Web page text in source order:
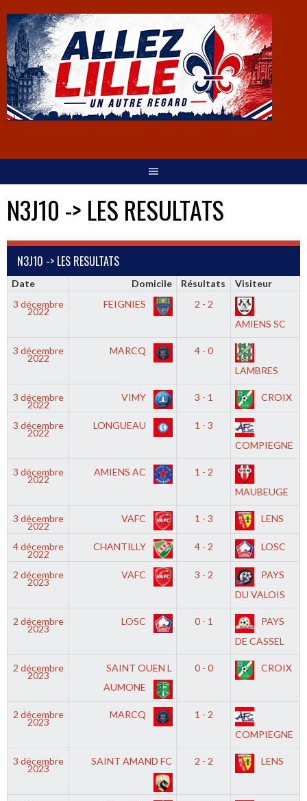
N3J10 -> LES RESULTATS
N3J10 -> LES RESULTATS
Date Domicile Résultats
Visiteur
3 décembre
2022
FEIGNIES
2 - 2
AMIENS SC
3 décembre
2022
MARCQ
4 - 0
LAMBRES
3 décembre
2022
VIMY 3 - 1 CROIX
3 décembre
2022
LONGUEAU
1 - 3
COMPIEGNE
3 décembre
2022
AMIENS AC
1 - 2
MAUBEUGE
3 décembre
2022
VAFC 1 - 3 LENS
4 décembre
2022
CHANTILLY 4 - 2 LOSC
2 décembre
2023
VAFC 3 - 2
PAYS
DU VALOIS
2 décembre
2023
LOSC 0 - 1
PAYS
DE CASSEL
2 décembre
2023
SAINT OUEN L
AUMONE
0 - 0 CROIX
2 décembre
2023
MARCQ
1 - 2
COMPIEGNE
3 décembre
2023
SAINT AMAND FC 2 - 2 LENS